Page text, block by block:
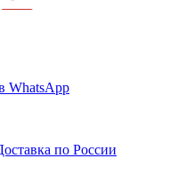
WhatsApp
по России